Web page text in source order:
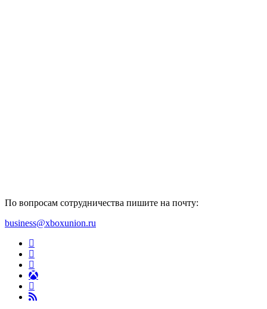
По вопросам сотрудничества пишите на почту:
business@xboxunion.ru